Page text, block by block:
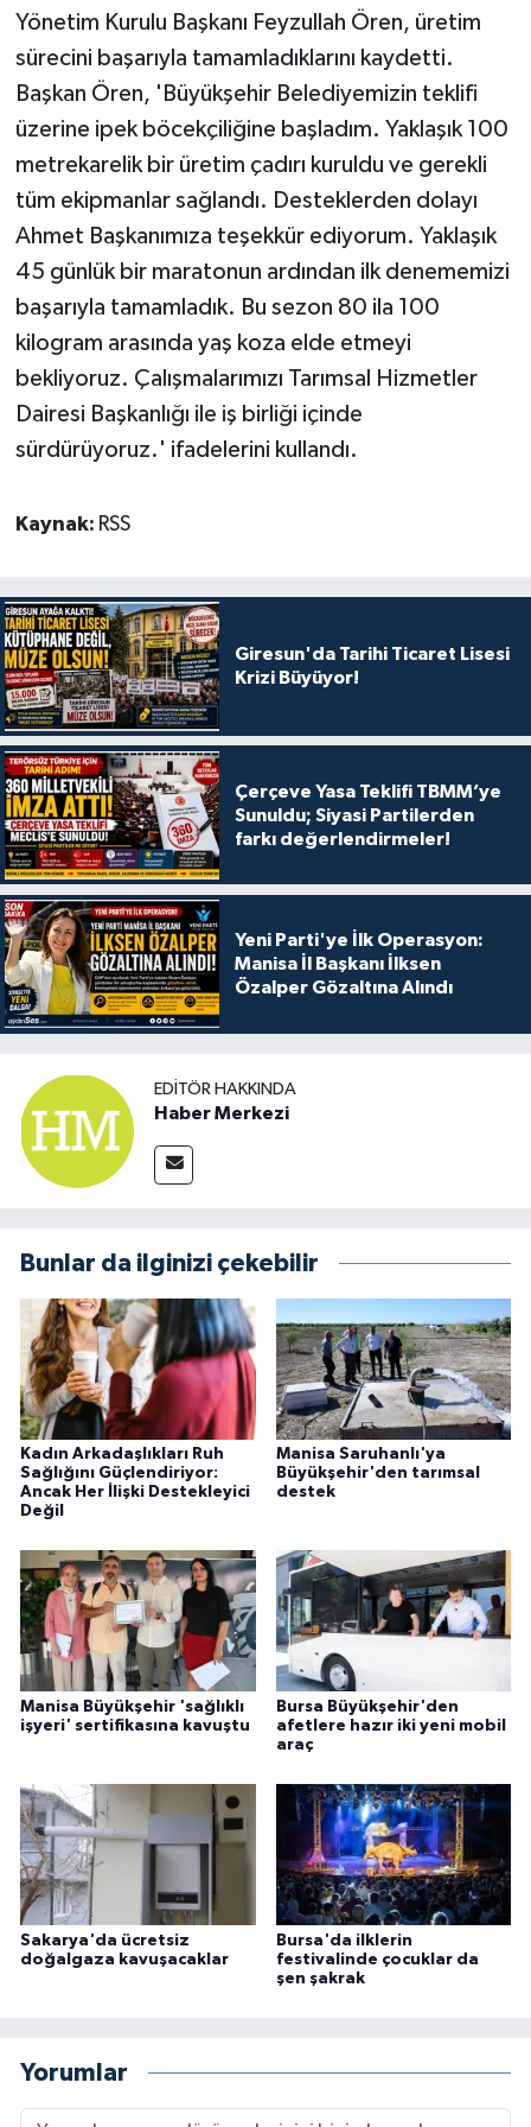
Yönetim Kurulu Başkanı Feyzullah Ören, üretim
sürecini başarıyla tamamladıklarını kaydetti.
Başkan Ören, 'Büyükşehir Belediyemizin teklifi
üzerine ipek böcekçiliğine başladım. Yaklaşık 100
metrekarelik bir üretim çadırı kuruldu ve gerekli
tüm ekipmanlar sağlandı. Desteklerden dolayı
Ahmet Başkanımıza teşekkür ediyorum. Yaklaşık
45 günlük bir maratonun ardından ilk denememizi
başarıyla tamamladık. Bu sezon 80 ila 100
kilogram arasında yaş koza elde etmeyi
bekliyoruz. Çalışmalarımızı Tarımsal Hizmetler
Dairesi Başkanlığı ile iş birliği içinde
sürdürüyoruz.' ifadelerini kullandı.
Kaynak: RSS
Giresun'da Tarihi Ticaret Lisesi
Krizi Büyüyor!
Çerçeve Yasa Teklifi TBMM’ye
Sunuldu; Siyasi Partilerden
farkı değerlendirmeler!
Yeni Parti'ye İlk Operasyon:
Manisa İl Başkanı İlksen
Özalper Gözaltına Alındı
EDITÖR HAKKINDA
Haber Merkezi
Bunlar da ilginizi çekebilir
Kadın Arkadaşlıkları Ruh
Sağlığını Güçlendiriyor:
Ancak Her İlişki Destekleyici
Değil
Manisa Saruhanlı'ya
Büyükşehir'den tarımsal
destek
Manisa Büyükşehir 'sağlıklı
işyeri' sertifikasına kavuştu
Bursa Büyükşehir'den
afetlere hazır iki yeni mobil
araç
Sakarya'da ücretsiz
doğalgaza kavuşacaklar
Bursa'da ilklerin
festivalinde çocuklar da
şen şakrak
Yorumlar